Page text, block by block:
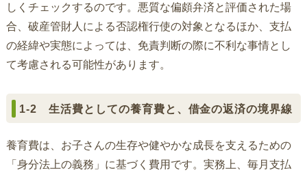
しくチェックするのです。悪質な偏頗弁済と評価された場
合、破産管財人による否認権行使の対象となるほか、支払
の経緯や実態によっては、免責判断の際に不利な事情とし
て考慮される可能性があります。
1-2 生活費としての養育費と、借金の返済の境界線
養育費は、お子さんの生存や健やかな成長を支えるための
「身分法上の義務」に基づく費用です。実務上、毎月支払